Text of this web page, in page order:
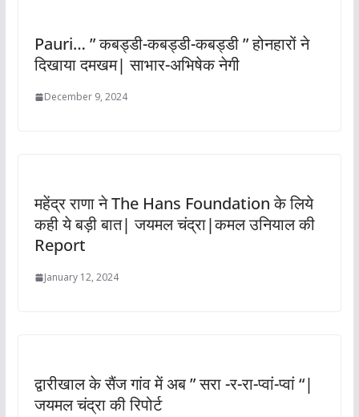
Pauri… ” कबड्डी-कबड्डी-कबड्डी ” होनहारों ने
दिखाया दमखम| साभार-अभिषेक नेगी
December 9, 2024
महेंद्र राणा ने The Hans Foundation के लिये
कही ये बड़ी बात| जयमल चंद्रा|कमल उनियाल की
Report
January 12, 2024
द्वारीखाल के सैंज गांव में अब ” सरा -र-रा-प्वां-प्वां “|
जयमल चंद्रा की रिपोर्ट